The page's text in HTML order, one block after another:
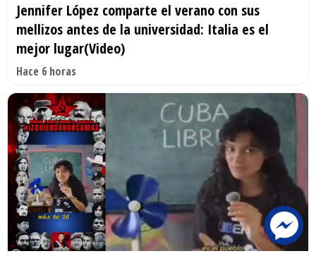
Jennifer López comparte el verano con sus
mellizos antes de la universidad: Italia es el
mejor lugar(Video)
Hace 6 horas